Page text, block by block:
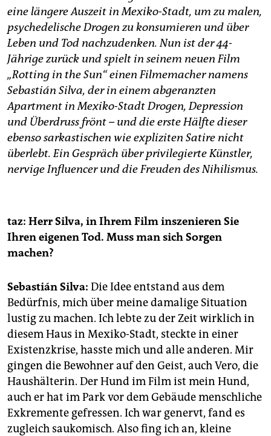
genossenschaft
epaper login
eine längere Auszeit in Mexiko-Stadt, um zu malen,
psychedelische Drogen zu konsumieren und über
Leben und Tod nachzudenken. Nun ist der 44-
Jährige zurück und spielt in seinem neuen Film
„Rotting in the Sun“ einen Filmemacher namens
Sebastián Silva, der in einem abgeranzten
Apartment in Mexiko-Stadt Drogen, Depression
und Überdruss frönt – und die erste Hälfte dieser
ebenso sarkastischen wie expliziten Satire nicht
überlebt. Ein Gespräch über privilegierte Künstler,
nervige ­Influencer und die Freuden des Nihilismus.
taz: Herr Silva, in Ihrem Film inszenieren Sie
Ihren eigenen Tod. Muss man sich Sorgen
machen?
Sebastián Silva: Die Idee entstand aus dem
Bedürfnis, mich über meine damalige Situation
lustig zu machen. Ich lebte zu der Zeit wirklich in
diesem Haus in Mexiko-Stadt, steckte in einer
Existenzkrise, hasste mich und alle anderen. Mir
gingen die Bewohner auf den Geist, auch Vero, die
Haushälterin. Der Hund im Film ist mein Hund,
auch er hat im Park vor dem Gebäude menschliche
Exkremente gefressen. Ich war genervt, fand es
zugleich saukomisch. Also fing ich an, kleine